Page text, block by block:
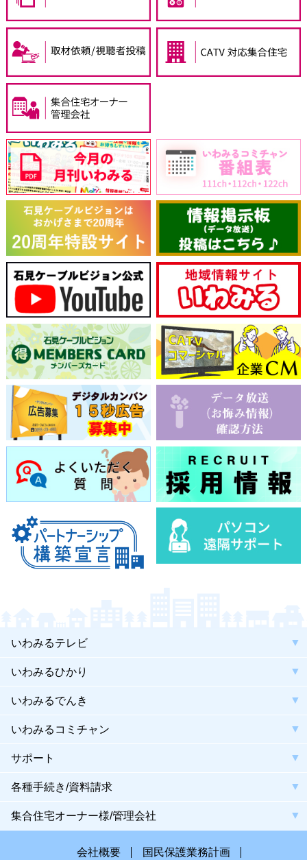
いわみるテレビ
いわみるひかり
いわみるでんき
いわみるコミチャン
サポート
各種手続き/資料請求
集合住宅オーナー様/管理会社
会社概要 国民保護業務計画